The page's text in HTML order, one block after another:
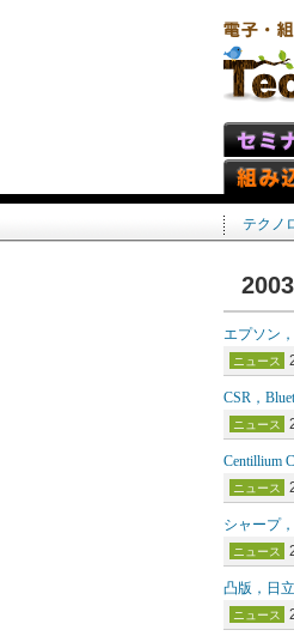
テクノ
エプソン
ニュース
CSR，
ニュース
Centillium
ニュース
シャープ
ニュース
凸版，日
ニュース